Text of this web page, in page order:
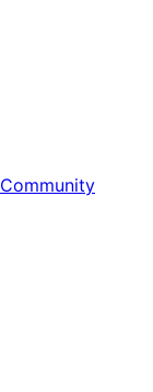
Community